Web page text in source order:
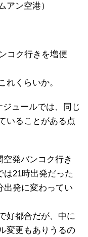
アン空港）
コク行きを増便
れくらいか。
ュールでは、同じ
いることがある点
発バンコク行き
は21時出発だった
出発に変わってい
好都合だが、中に
変更もありうるの